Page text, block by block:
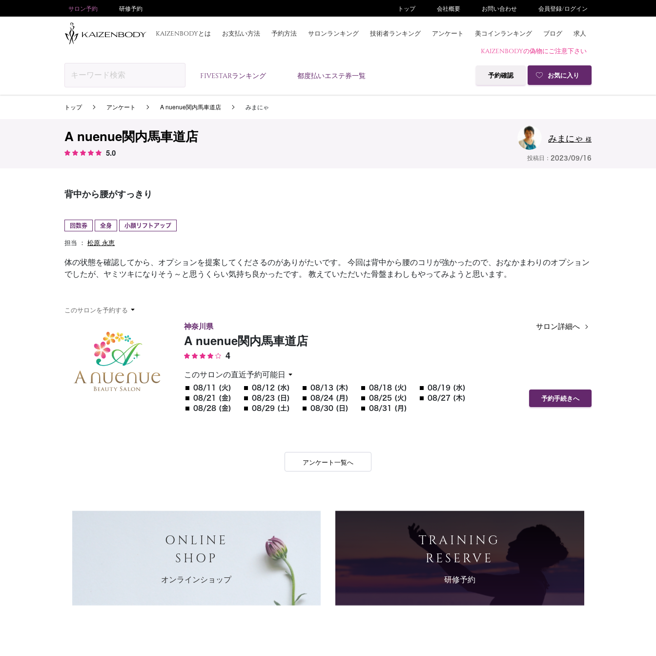
サロン予約 研修予約 トップ 会社概要 お問い合わせ 会員登録/ログイン
KAIZENBODYとは お支払い方法 予約方法 サロンランキング 技術者ランキング アンケート 美コインランキング ブログ 求人
KAIZENBODYの偽物にご注意下さい
FIVESTARランキング 都度払いエステ券一覧 予約確認 お気に入り
お支払い方法
予約方法
予約確認 お気に入り
お問い合わせ
トップ アンケート A nuenue関内馬車道店 みまにゃ
A nuenue関内馬車道店
5.0
みまにゃ 様
投稿日： 2023/09/16
背中から腰がすっきり
回数券 全身 小顔リフトアップ
担当 ： 松原 永恵
体の状態を確認してから、オプションを提案してくださるのがありがたいです。 今回は背中から腰のコリが強かったので、おなかまわりのオプション
でしたが、ヤミツキになりそう～と思うくらい気持ち良かったです。 教えていただいた骨盤まわしもやってみようと思います。
このサロンを予約する
神奈川県
A nuenue関内馬車道店
4
このサロンの直近予約可能日
サロン詳細へ
08/11 (火) 08/12 (水) 08/13 (木) 08/18 (火)
08/19 (水)
08/21 (金)
08/23 (日) 08/24 (月) 08/25 (火)
08/27 (木)
08/28 (金)
08/29 (土) 08/30 (日) 08/31 (月)
予約手続きへ
アンケート一覧へ
ONLINE
SHOP
オンラインショップ
TRAINING
RESERVE
研修予約